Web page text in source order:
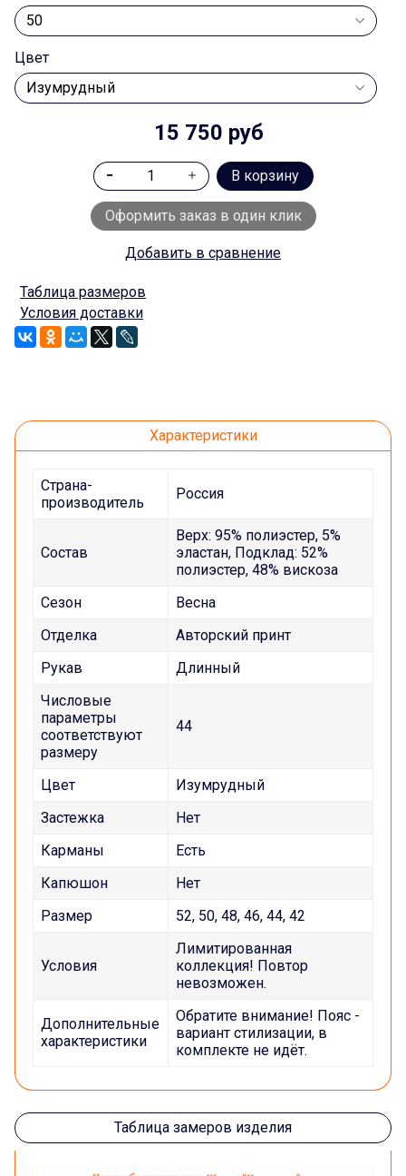
Цвет
15 750 руб
В корзину
Оформить заказ в один клик
Добавить в сравнение
Таблица размеров
Условия доставки
Характеристики
Страна-
производитель
Россия
Состав
Верх: 95% полиэстер, 5%
эластан, Подклад: 52%
полиэстер, 48% вискоза
Сезон
Весна
Отделка
Авторский принт
Рукав
Длинный
Числовые
параметры
соответствуют
размеру
44
Цвет
Изумрудный
Застежка
Нет
Карманы
Есть
Капюшон
Нет
Размер
52, 50, 48, 46, 44, 42
Условия
Лимитированная
коллекция! Повтор
невозможен.
Дополнительные
характеристики
Обратите внимание! Пояс -
вариант стилизации, в
комплекте не идёт.
Таблица замеров изделия